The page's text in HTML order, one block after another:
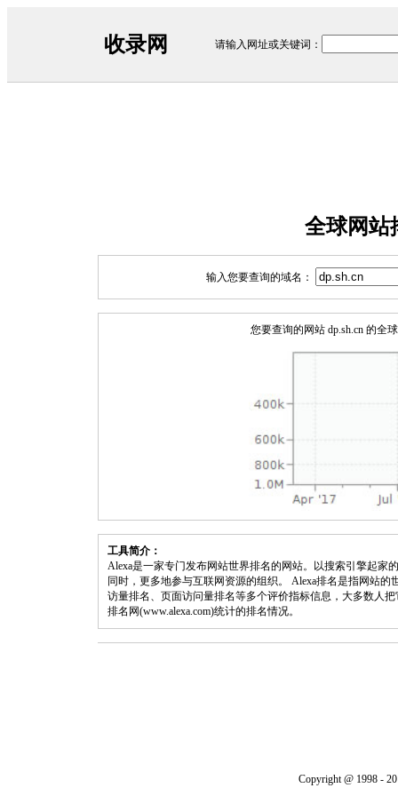
收录网 请输入网址或关键词：
全球网站
输入您要查询的域名：
您要查询的网站 dp.sh.cn 的全
工具简介：
Alexa是一家专门发布网站世界排名的网站。以搜索引擎起家
同时，更多地参与互联网资源的组织。 Alexa排名是指网站
访量排名、页面访问量排名等多个评价指标信息，大多数人
排名网(www.alexa.com)统计的排名情况。
Copyright @ 1998 -